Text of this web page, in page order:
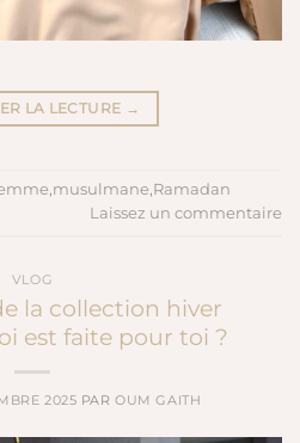
LA LECTURE →
,musulmane,Ramadan
Laissez un commentaire
VLOG
la collection hiver
est faite pour toi ?
2025 PAROUM GAITH